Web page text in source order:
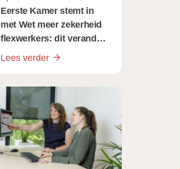
Eerste Kamer stemt in
met Wet meer zekerheid
flexwerkers: dit verandert
er voor werkgevers
Lees verder